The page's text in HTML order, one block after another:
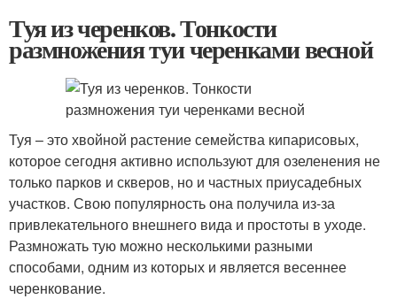
Туя из черенков. Тонкости
размножения туи черенками весной
Туя – это хвойной растение семейства кипарисовых,
которое сегодня активно используют для озеленения не
только парков и скверов, но и частных приусадебных
участков. Свою популярность она получила из-за
привлекательного внешнего вида и простоты в уходе.
Размножать тую можно несколькими разными
способами, одним из которых и является весеннее
черенкование.